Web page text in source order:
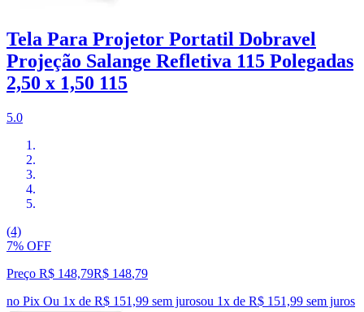
Tela Para Projetor Portatil Dobravel
Projeção Salange Refletiva 115 Polegadas
2,50 x 1,50 115
5.0
(4)
7% OFF
Preço R$ 148,79R$ 148,79
no Pix Ou 1x de R$ 151,99 sem jurosou 1x de R$ 151,99 sem juros